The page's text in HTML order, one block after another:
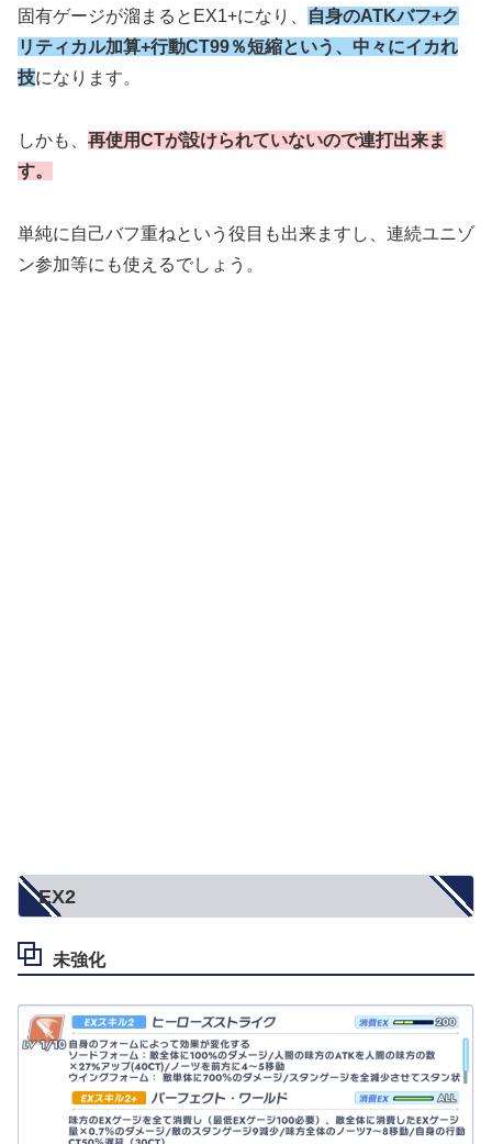
固有ゲージが溜まるとEX1+になり、
自身のATKバフ+ク
リティカル加算+行動CT99％短縮という、中々にイカれ
技になります。
しかも、 再使用CTが設けられていないので連打出来ま
す。
単純に自己バフ重ねという役目も出来ますし、連続ユニゾ
ン参加等にも使えるでしょう。
EX2
未強化